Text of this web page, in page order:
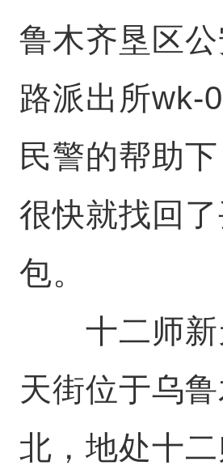
鲁木齐垦区
路派出所wk-
民警的帮助
很快就找回
包。
十二师新
天街位于乌
北，地处十